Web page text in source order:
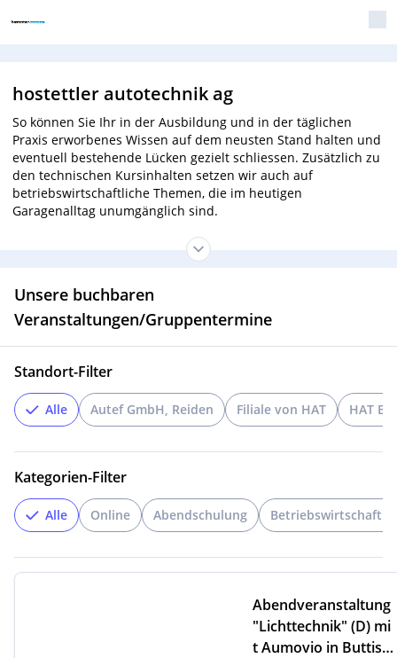
hostettler autotechnik ag
So können Sie Ihr in der Ausbildung und in der täglichen
Praxis erworbenes Wissen auf dem neusten Stand halten und
eventuell bestehende Lücken gezielt schliessen. Zusätzlich zu
den technischen Kursinhalten setzen wir auch auf
betriebswirtschaftliche Themen, die im heutigen
Garagenalltag unumgänglich sind.
Unsere buchbaren
Veranstaltungen/Gruppentermine
Standort-Filter
Alle Autef GmbH, Reiden Filiale von HAT HAT
Kategorien-Filter
Alle Online Abendschulung
Abendveranstaltung
"Lichttechnik" (D) mi
t Aumovio in Buttish